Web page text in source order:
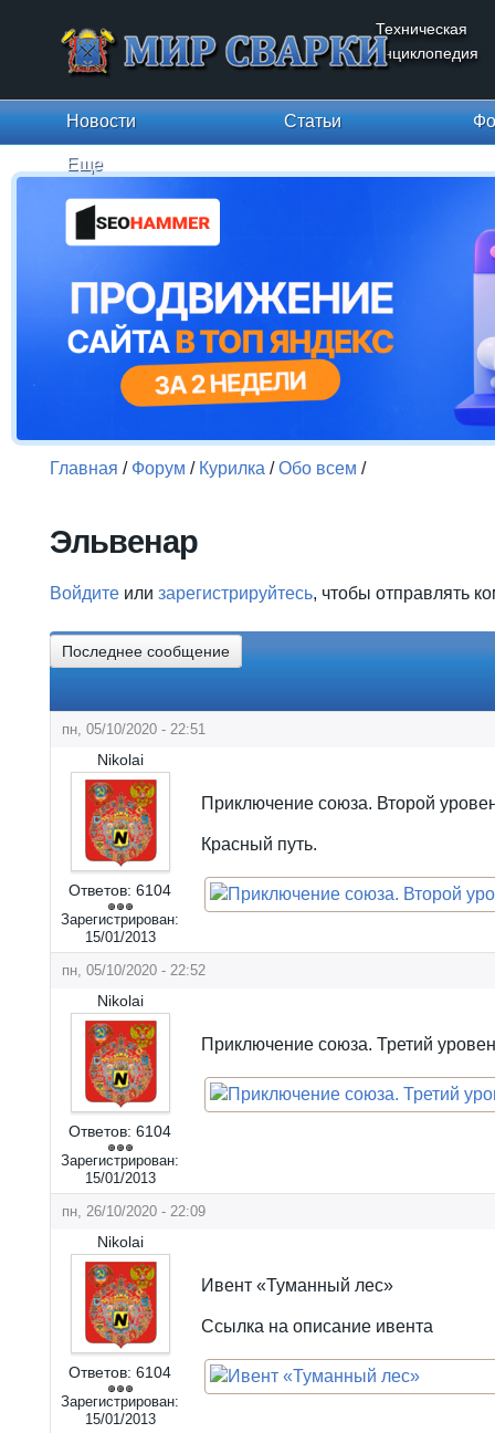
Техническая
энциклопедия
Новости Статьи
Еще
Главная / Форум / Курилка /Обо всем /
Эльвенар
Войдите или зарегистрируйтесь, чтобы отправлять
Последнее сообщение
пн, 05/10/2020 - 22:51
Nikolai
Ответов: 6104
Зарегистрирован:
15/01/2013
Приключение союза. Второй
Красный путь.
пн, 05/10/2020 - 22:52
Nikolai
Ответов: 6104
Зарегистрирован:
15/01/2013
Приключение союза. Третий
пн, 26/10/2020 - 22:09
Nikolai
Ответов: 6104
Зарегистрирован:
15/01/2013
Ивент «Туманный лес»
Ссылка на описание ивента